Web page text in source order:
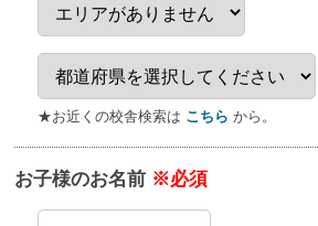
★お近くの校舎検索は こちら から。
お子様のお名前 ※必須